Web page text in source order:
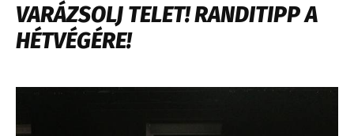
VARÁZSOLJ TELET! RANDITIPP A
HÉTVÉGÉRE!